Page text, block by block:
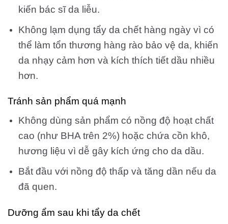
kiến bác sĩ da liễu.
Không lạm dụng tẩy da chết hàng ngày vì có
thể làm tổn thương hàng rào bảo vệ da, khiến
da nhạy cảm hơn và kích thích tiết dầu nhiều
hơn.
Tránh sản phẩm quá mạnh
Không dùng sản phẩm có nồng độ hoạt chất
cao (như BHA trên 2%) hoặc chứa cồn khô,
hương liệu vì dễ gây kích ứng cho da dầu.
Bắt đầu với nồng độ thấp và tăng dần nếu da
đã quen.
Dưỡng ẩm sau khi tẩy da chết